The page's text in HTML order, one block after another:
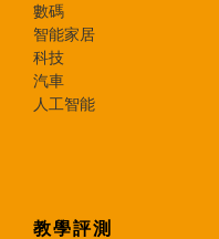
數碼
智能家居
科技
汽車
人工智能
教學評測